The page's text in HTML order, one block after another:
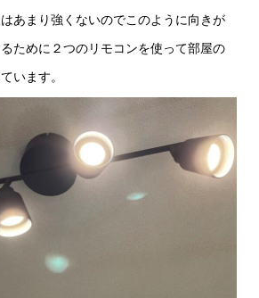
あまり強くないのでこのように向きが
ために２つのリモコンを使って部屋の
います。